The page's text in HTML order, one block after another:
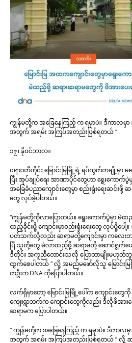
ကျွန်မတို့က အခြေနေကြည့် က ရမှာပဲ။ ဒီကာလမှ
အတွက် အရမ်း အကြပ်အတည်းဖြစ်ရတယ် ”
၁၉၊ နိုဝင်ဘာလ။
ဧရာဝတီတိုင်း မြောင်းမြမြို့ရဲ့ ရပ်ကွက်တချို့မှာ
ပြီး အုပ်ချုပ်ရေး အာဏာပိုင်တွေဟာ ရွေးကော
အခြေခံပညာကျောင်းတွေမှာ စည်းရုံးရေးဆင်းဖို့
တွေ လုပ်ခဲ့ပါတယ်။
“ကျွန်မတို့ကိုလာပြောတယ်။ ရွေးကောက်ပွဲမှာ မဲ
ထည့်ခိုင်းဖို့ ကျောင်းမှာစည်းရုံးရေးတွေ လုပ်ဖို့ပ
ပတ်သက်လို့လည်း ဆရာမတို့ကျောင်းမှာ ကလေးဘ
ပြီ သူတို့တွေ မဲလာထည့်ဖို့ ဆရာမတို့ ဆောင်ရွက်ပေ
ဒီတိုင်း အကူညီတောင်းသလို ပြောတာမျိုးမဟုတ်ဘူး
ထွက်စေပါတယ် ” လို့ အမည်မဖော်လိုသူ မြောင်းမြ
တဦးက DNA ကိုပြောပါတယ်။
လက်ရှိမှာတော့ မြောင်းမြမြို့ပေါ်က ကျောင်းတွေ
ကျေးရွာဘက်က ကျောင်းတွေကိုလည်း ဒီလိုဖိအား
ဆရာမက ပြောပါတယ်။
“ ကျွန်မတို့က အခြေနေကြည့် က ရမှာပဲ။ ဒီကာလ
အတွက် အရမ်း အကြပ်အတည်းဖြစ်ရတယ် ” လို့ ဆ